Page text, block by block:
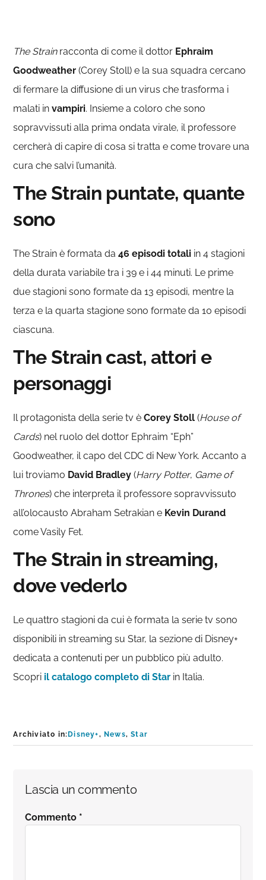
The Strainracconta di come il dottor Ephraim
Goodweather (Corey Stoll) e la sua squadra cercano
di fermare la diffusione di un virus che trasforma i
malati invampiri. Insieme a coloro che sono
sopravvissuti alla prima ondata virale, il professore
cercherà di capire di cosa si tratta e come trovare una
cura che salvi l’umanità.
The Strain puntate, quante
sono
The Strain è formata da 46 episodi totali in 4 stagioni
della durata variabile tra i 39 e i 44 minuti. Le prime
due stagioni sono formate da 13 episodi, mentre la
terza e la quarta stagione sono formate da 10 episodi
ciascuna.
The Strain cast, attori e
personaggi
Il protagonista della serie tv è Corey Stoll (House of
Cards) nel ruolo del dottor Ephraim “Eph”
Goodweather, il capo del CDC di New York. Accanto a
lui troviamo David Bradley (Harry Potter, Game of
Thrones) che interpreta il professore sopravvissuto
all’olocausto Abraham Setrakian e Kevin Durand
come Vasily Fet.
The Strain in streaming,
dove vederlo
Le quattro stagioni da cui è formata la serie tv sono
disponibili in streaming su Star, la sezione di Disney+
dedicata a contenuti per un pubblico più adulto.
Scopri il catalogo completo di Star in Italia.
Archiviato in: Disney+, News,Star
Interazioni
del
Lascia un commento
Commento *